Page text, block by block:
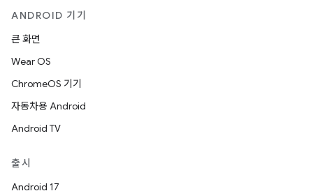
ANDROID 기기
큰 화면
Wear OS
ChromeOS 기기
자동차용 Android
Android TV
출시
Android 17